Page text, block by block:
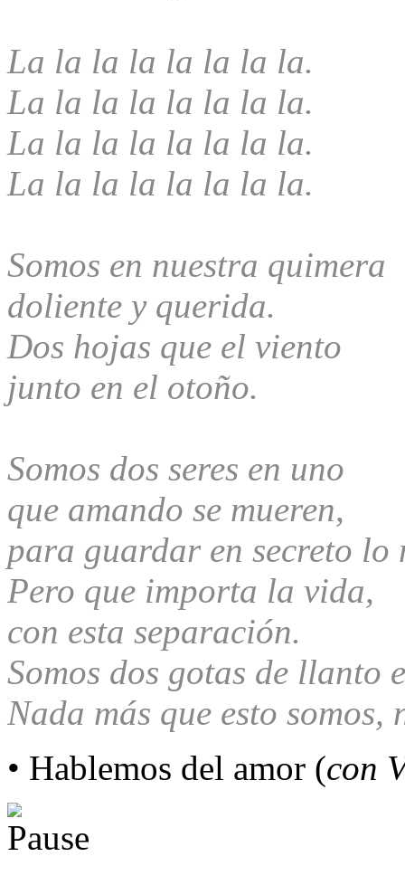
La la la la la la la la.
La la la la la la la la.
La la la la la la la la.
La la la la la la la la.
Somos en nuestra quimera
doliente y querida.
Dos hojas que el viento
junto en el otoño.
Somos dos seres en uno
que amando se mueren,
para guardar en secreto
Pero que importa la vida,
con esta separación.
Somos dos gotas de llanto
Nada más que esto somos,
• Hablemos del amor (con